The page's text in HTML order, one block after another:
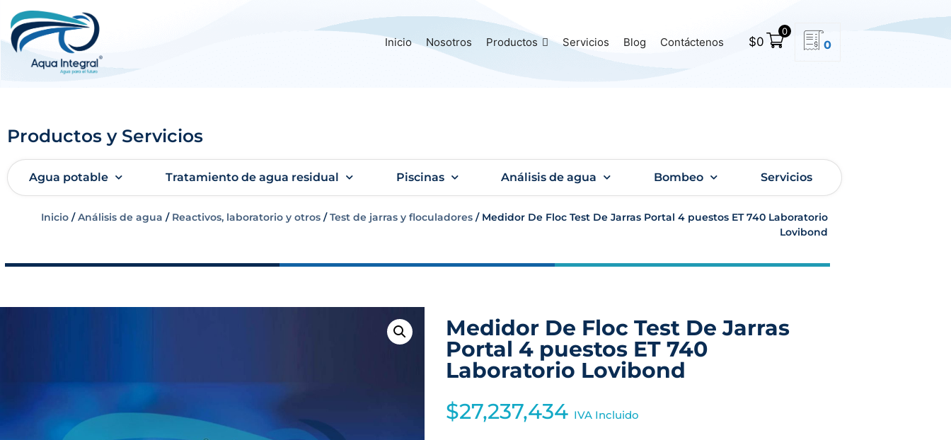
Inicio Nosotros Productos Servicios Blog Contáctenos $0
0
0
Productos y Servicios
Agua potable Tratamiento de agua residual Piscinas Análisis de agua Bombeo Servicios
Inicio /Análisis de agua / Reactivos, laboratorio y otros /Test de jarras y floculadores / Medidor De Floc Test De Jarras Portal 4 puestos ET 740 Laboratorio
Lovibond
Medidor De Floc Test De Jarras
Portal 4 puestos ET 740
Laboratorio Lovibond
$27,237,434 IVA Incluido